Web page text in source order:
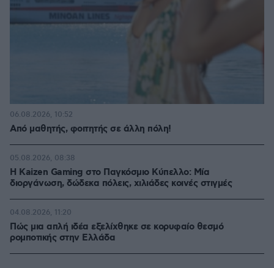
Από μαθητής, φοιτητής σε άλλη πόλη!
06.08.2026, 10:52
H Kaizen Gaming στο Παγκόσμιο Kύπελλο: Μία
διοργάνωση, δώδεκα πόλεις, χιλιάδες κοινές στιγμές
05.08.2026, 08:38
Πώς μια απλή ιδέα εξελίχθηκε σε κορυφαίο θεσμό
ρομποτικής στην Ελλάδα
04.08.2026, 11:20